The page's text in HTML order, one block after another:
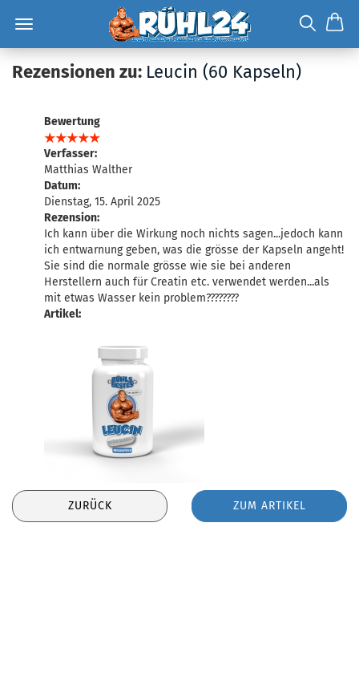
Rezensionen zu: Leucin (60 Kapseln)
Bewertung
Verfasser:
Matthias Walther
Datum:
Dienstag, 15. April 2025
Rezension:
Ich kann über die Wirkung noch nichts sagen...jedoch kann
ich entwarnung geben, was die grösse der Kapseln angeht!
Sie sind die normale grösse wie sie bei anderen
Herstellern auch für Creatin etc. verwendet werden...als
mit etwas Wasser kein problem????????
Artikel:
ZURÜCK ZUM ARTIKEL